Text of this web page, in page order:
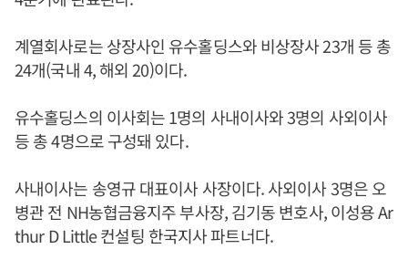
계열회사로는 상장사인 유수홀딩스와 비상장사 23개 등 총
24개(국내 4, 해외 20)이다.
유수홀딩스의 이사회는 1명의 사내이사와 3명의 사외이사
등 총 4명으로 구성돼 있다.
사내이사는 송영규 대표이사 사장이다. 사외이사 3명은 오
병관 전 NH농협금융지주 부사장, 김기동 변호사, 이성용 Ar
thur D Little 컨설팅 한국지사 파트너다.